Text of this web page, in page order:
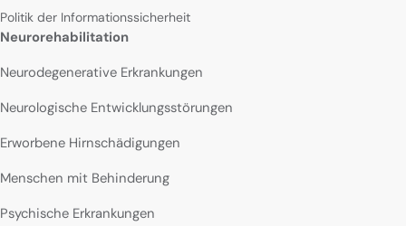
Politik der Informationssicherheit
Neurorehabilitation
Neurodegenerative Erkrankungen
Neurologische Entwicklungsstörungen
Erworbene Hirnschädigungen
Menschen mit Behinderung
Psychische Erkrankungen